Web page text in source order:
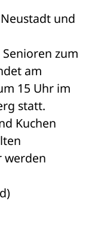
und
zum
am
15 Uhr im
statt.
Kuchen
werden